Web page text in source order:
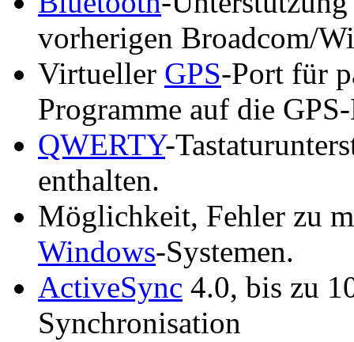
vorherigen Broadcom/
Virtueller GPS-Port für
Programme auf die
QWERTY-
enthalten.
Möglichkeit, Fehler zu
Windows-Systemen.
ActiveSync 4.0, bis zu
Synchronisation